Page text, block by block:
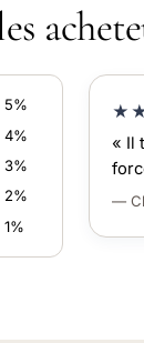
5%
4%
3%
2%
1%
« Il
—